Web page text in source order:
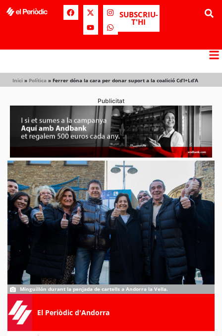
SUBSCRIU-
T'HI
Inici » Política » Ferrer dóna la cara per donar suport a la coalició Cd’I+Ld’A
Publicitat
Minguillón durant la penjada de cartells a Andorra la Vella.
El Periòdic d'Andorra